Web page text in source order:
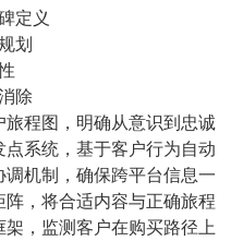
定义
划
除
程图，明确从意识到忠诚
系统，基于客户行为自动
机制，确保跨平台信息一
，将合适内容与正确旅程
，监测客户在购买路径上